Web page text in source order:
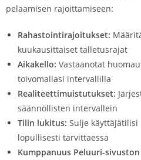
pelaamisen rajoittamiseen:
Rahastointirajoitukset:
kuukausittaiset talletusrajat
Aikakello: Vastaanotat
toivomallasi intervallilla
Realiteettimuistutukset:
säännöllisten intervallein
Tilin lukitus: Sulje käyttäjätilisi
lopullisesti tarvittaessa
Kumppanuus Peluuri-